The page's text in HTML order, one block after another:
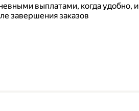
выплатами, когда удобно, и
завершения заказов